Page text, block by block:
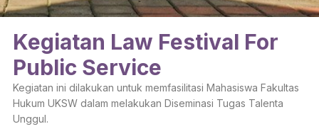
Kegiatan Law Festival For
Public Service
Kegiatan ini dilakukan untuk memfasilitasi Mahasiswa Fakultas
Hukum UKSW dalam melakukan Diseminasi Tugas Talenta
Unggul.